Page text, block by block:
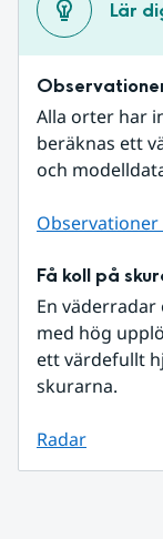
Lär
Alla orter har
beräknas ett
och
Få koll på
En
med hög
ett värdefullt
skurarna.
Radar